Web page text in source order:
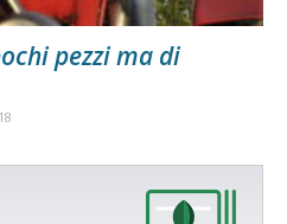
pezzi ma di